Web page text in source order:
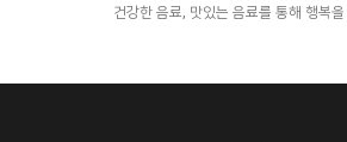
건강한 음료, 맛있는 음료를 통해 행복